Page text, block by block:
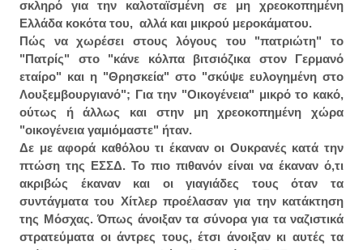
σκληρό για την καλοταϊσμένη σε μη χρεοκοπημένη
Ελλάδα κοκότα του, αλλά και μικρού μεροκάματου.
Πώς να χωρέσει στους λόγους του "πατριώτη" το
"Πατρίς" στο "κάνε κόλπα βιτσιόζικα στον Γερμανό
εταίρο" και η "Θρησκεία" στο "σκύψε ευλογημένη στο
Λουξεμβουργιανό"; Για την "Οικογένεια" μικρό το κακό,
ούτως ή άλλως και στην μη χρεοκοπημένη χώρα
"οικογένεια γαμιόμαστε" ήταν.
Δε με αφορά καθόλου τι έκαναν οι Ουκρανές κατά την
πτώση της ΕΣΣΔ. Το πιο πιθανόν είναι να έκαναν ό,τι
ακριβώς έκαναν και οι γιαγιάδες τους όταν τα
συντάγματα του Χίτλερ προέλασαν για την κατάκτηση
της Μόσχας. Όπως άνοιξαν τα σύνορα για τα ναζιστικά
στρατεύματα οι άντρες τους, έτσι άνοιξαν κι αυτές τα